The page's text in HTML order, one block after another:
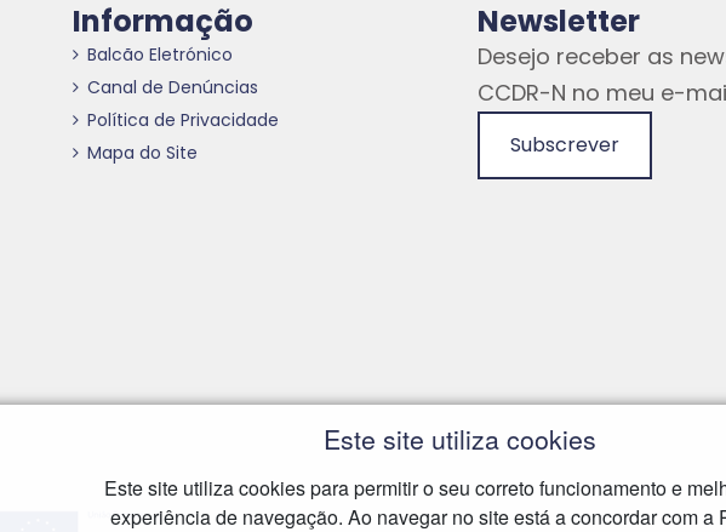
Informação
Balcão Eletrónico
Canal de Denúncias
Política de Privacidade
Mapa do Site
Newsletter
Desejo receber as
CCDR-N no meu e-
Subscrever
Hiperligação externa
Este site utiliza cookies
Este site utiliza cookies para permitir o seu correto funcionamento e
experiência de navegação. Ao navegar no site está a concordar com a